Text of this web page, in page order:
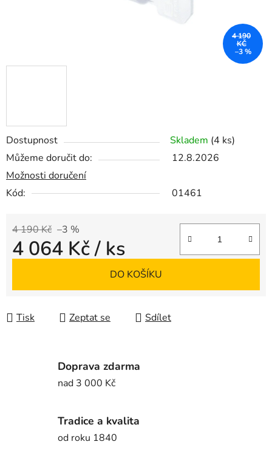
Dostupnost Skladem (4 ks)
Můžeme doručit do:
12.8.2026
Možnosti doručení
Kód:
01461
4 190 Kč –3 %
4 064 Kč/ ks
DO KOŠÍKU
Tisk Zeptat se Sdílet
4 190
KČ
–3 %
Doprava zdarma
nad 3 000 Kč
Tradice a kvalita
od roku 1840